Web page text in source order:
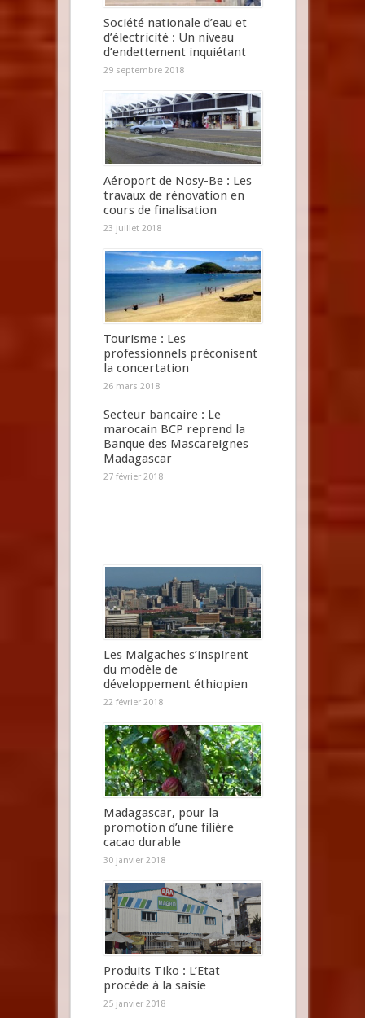
Société nationale d’eau et
d’électricité : Un niveau
d’endettement inquiétant
29 septembre 2018
Aéroport de Nosy-Be : Les
travaux de rénovation en
cours de finalisation
23 juillet 2018
Tourisme : Les
professionnels préconisent
la concertation
26 mars 2018
Secteur bancaire : Le
marocain BCP reprend la
Banque des Mascareignes
Madagascar
27 février 2018
Les Malgaches s’inspirent
du modèle de
développement éthiopien
22 février 2018
Madagascar, pour la
promotion d’une filière
cacao durable
30 janvier 2018
Produits Tiko : L’Etat
procède à la saisie
25 janvier 2018